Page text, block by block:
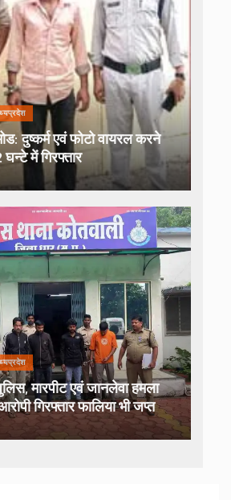
दुष्कर्म एवं फोटो वायरल करने
घन्टे में गिरफ्तार
मारपीट एवं जानलेवा हमला
गिरफ्तार फालिया भी जप्त